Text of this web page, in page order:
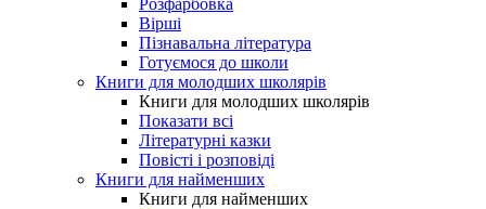
Розфарбовка
Вірші
Пізнавальна література
Готуємося до школи
Книги для молодших школярів
Книги для молодших школярів
Показати всі
Літературні казки
Повісті і розповіді
Книги для найменших
Книги для найменших